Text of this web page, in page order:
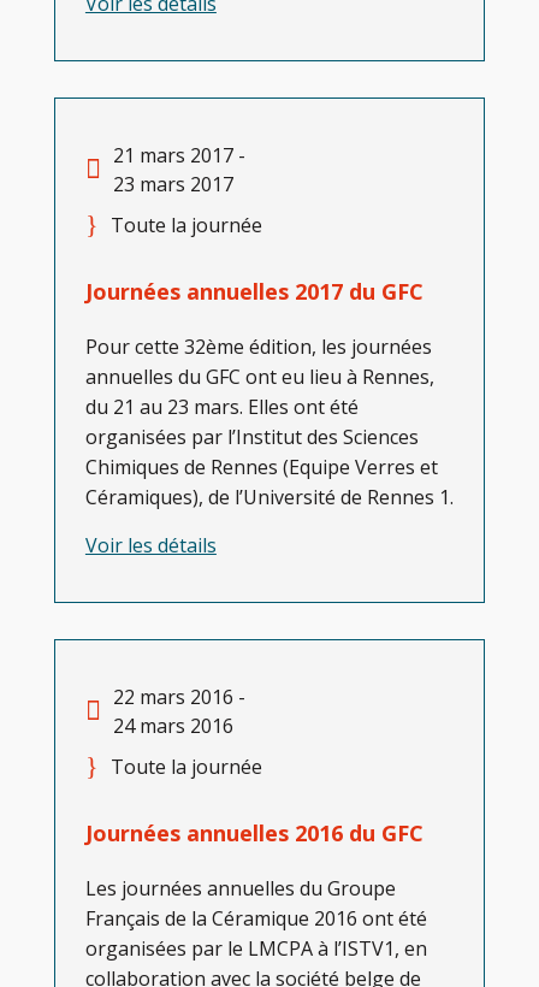
21 mars 2017 -
23 mars 2017
Toute la journée
Journées annuelles 2017 du GFC
Pour cette 32ème édition, les journées
annuelles du GFC ont eu lieu à Rennes,
du 21 au 23 mars. Elles ont été
organisées par l’Institut des Sciences
Chimiques de Rennes (Equipe Verres et
Céramiques), de l’Université de Rennes 1.
Voir les détails
22 mars 2016 -
24 mars 2016
Toute la journée
Journées annuelles 2016 du GFC
Les journées annuelles du Groupe
Français de la Céramique 2016 ont été
organisées par le LMCPA à l’ISTV1, en
collaboration avec la société belge de